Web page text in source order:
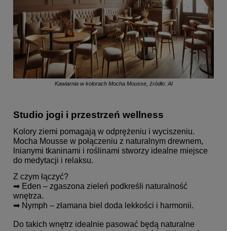
Kawiarnia w kolorach Mocha Mousse, źródło: AI
Studio jogi i przestrzeń wellness
Kolory ziemi pomagają w odprężeniu i wyciszeniu.
Mocha Mousse w połączeniu z naturalnym drewnem,
lnianymi tkaninami i roślinami stworzy idealne miejsce
do medytacji i relaksu.
Z czym łączyć?
➡ Eden – zgaszona zieleń podkreśli naturalność
wnętrza.
➡ Nymph – złamana biel doda lekkości i harmonii.
Do takich wnętrz idealnie pasować będą naturalne